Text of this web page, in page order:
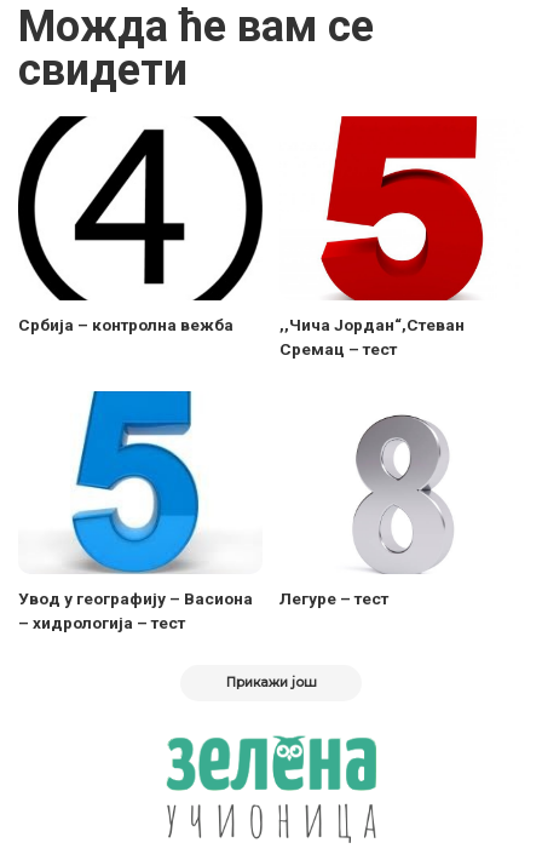
Можда ће вам се
свидети
Србија – контролна вежба
,,Чича Јордан“,Стеван
Сремац – тест
Увод у географију – Васиона
– хидрологија – тест
Легуре – тест
Прикажи још